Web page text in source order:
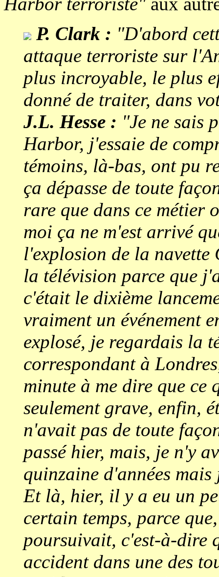
P. Clark : "D'abord
attaque terroriste sur
plus incroyable, le plus
donné de traiter, dans
J.L. Hesse : "Je ne sais
Harbor, j'essaie de
témoins, là-bas, ont pu
ça dépasse de toute
rare que dans ce métier
moi ça ne m'est arrivé
l'explosion de la
la télévision parce que
c'était le dixième
vraiment un événement
explosé, je regardais la
correspondant à
minute à me dire que ce
seulement grave, enfin,
n'avait pas de toute
passé hier, mais, je n'y
quinzaine d'années
Et là, hier, il y a eu un
certain temps, parce
poursuivait, c'est-à-dire
accident dans une des